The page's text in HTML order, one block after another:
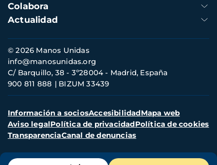
Menú
Colabora
Actualidad
Información
de
contacto
© 2026 Manos Unidas
C/ Barquillo, 38 - 3º28004 - Madrid, España
900 811 888
BIZUM 33439
info@manosunidas.org
Menú
secundario
Información a sociosAccesibilidadMapa web
Aviso legalPolítica de privacidadPolítica de cookies
TransparenciaCanal de denuncias